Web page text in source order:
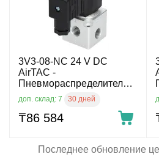
3V3-08-NC 24 V DC
AirTAC -
Пневмораспределитель
прямого действия электр.
упр., 3/2 НЗ, G1/4, 24 V
DC
доп. склад: 7 30 дней
₸86 584
Последнее обновление